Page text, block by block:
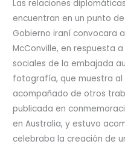
Las relaciones
encuentran en un punto
Gobierno iraní convocara
McConville, en respuesta
sociales de la embajada
fotografía, que muestra al
acompañado de otros
publicada en
en Australia, y estuvo
celebraba la creación de